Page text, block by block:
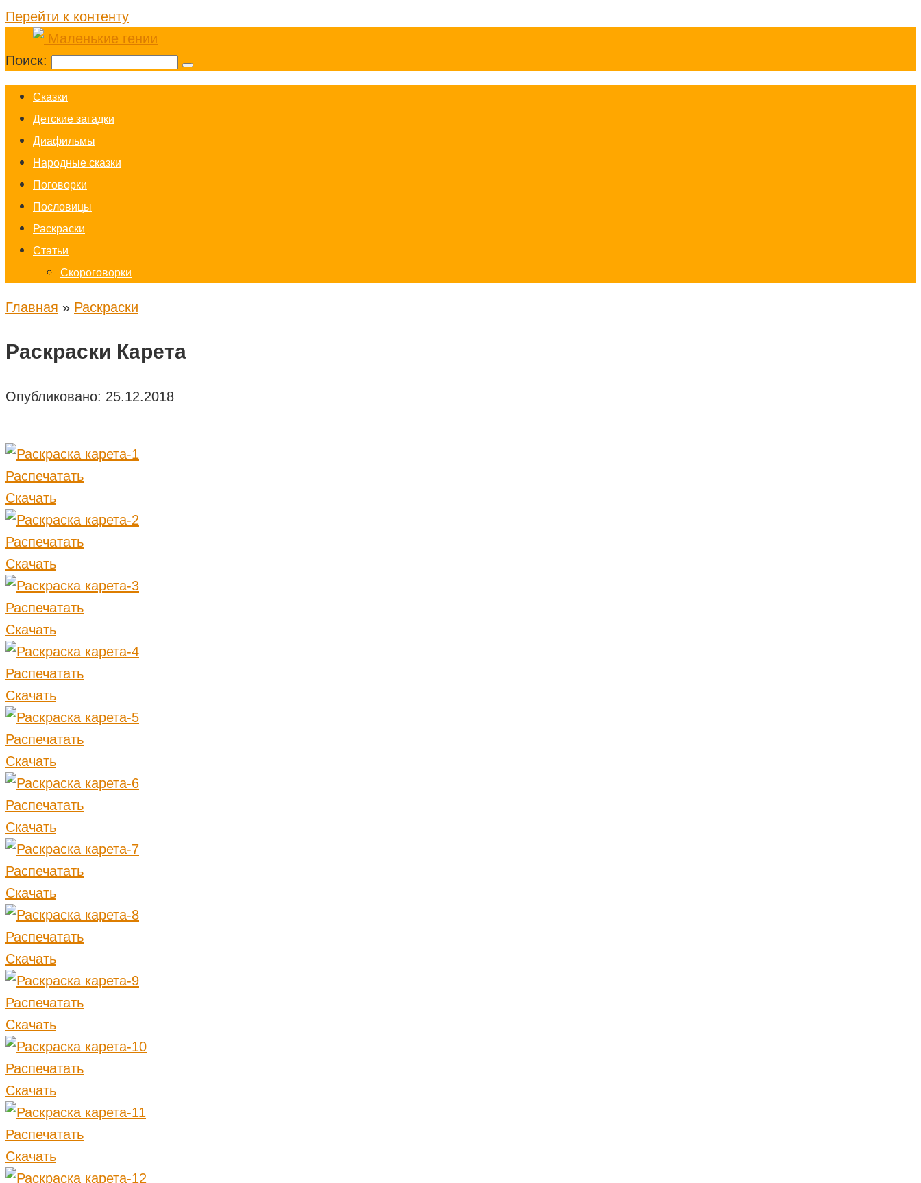
Перейти к контенту
Поиск:
Cказки
Детские загадки
Диафильмы
Народные сказки
Поговорки
Пословицы
Раскраски
Статьи
Скороговорки
Главная » Раскраски
Раскраски Карета
Опубликовано: 25.12.2018
Распечатать
Скачать
Распечатать
Скачать
Распечатать
Скачать
Распечатать
Скачать
Распечатать
Скачать
Распечатать
Скачать
Распечатать
Скачать
Распечатать
Скачать
Распечатать
Скачать
Распечатать
Скачать
Распечатать
Скачать